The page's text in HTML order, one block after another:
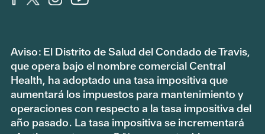
Aviso: El Distrito de Salud del Condado de Travis,
que opera bajo el nombre comercial Central
Health, ha adoptado una tasa impositiva que
aumentará los impuestos para mantenimiento y
operaciones con respecto a la tasa impositiva del
año pasado. La tasa impositiva se incrementará